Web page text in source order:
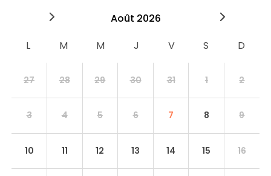
août 2026
27 28 29 30 31 1 2
3 4 5 6 7 8 9
10 11 12 13 14 15 16